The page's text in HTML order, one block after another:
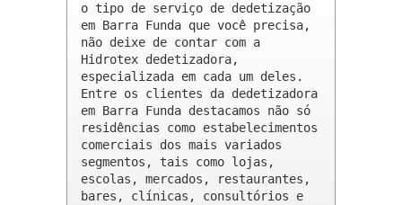
o tipo de serviço de dedetização
em Barra Funda que você precisa,
não deixe de contar com a
Hidrotex dedetizadora,
especializada em cada um deles.
Entre os clientes da dedetizadora
em Barra Funda destacamos não só
residências como estabelecimentos
comerciais dos mais variados
segmentos, tais como lojas,
escolas, mercados, restaurantes,
bares, clínicas, consultórios e